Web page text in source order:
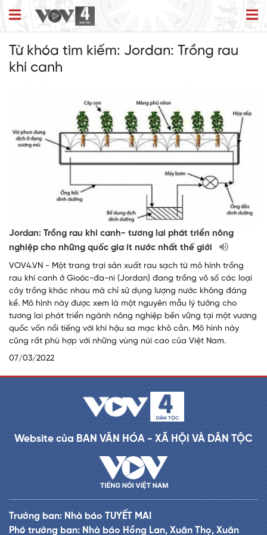
Từ khóa tìm kiếm: Jordan: Trồng rau
khí canh
Jordan: Trồng rau khí canh- tương lai phát triển nông
nghiệp cho những quốc gia ít nước nhất thế giới
VOV4.VN - Một trang trại sản xuất rau sạch từ mô hình trồng
rau khí canh ở Gioóc-đa-ni (Jordan) đang trồng vô số các loại
cây trồng khác nhau mà chỉ sử dụng lượng nước không đáng
kể. Mô hình này được xem là một nguyên mẫu lý tưởng cho
tương lai phát triển ngành nông nghiệp bền vững tại một vương
quốc vốn nổi tiếng với khí hậu sa mạc khô cằn. Mô hình này
cũng rất phù hợp với những vùng núi cao của Việt Nam.
07/03/2022
Website của BAN VĂN HÓA - XÃ HỘI VÀ DÂN TỘC
Trưởng ban: Nhà báo TUYẾT MAI
Phó trưởng ban: Nhà báo Hồng Lan, Xuân Thọ, Xuân